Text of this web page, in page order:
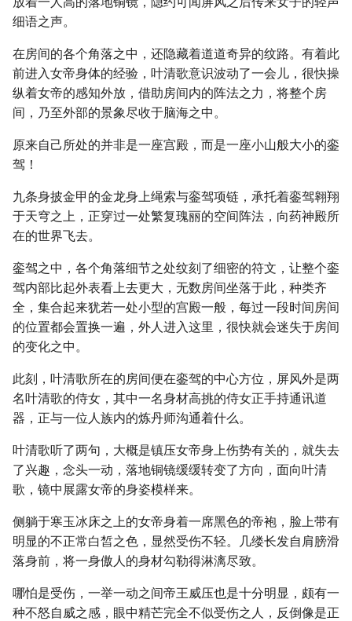
细语之声。
在房间的各个角落之中，还隐藏着道道奇异的纹路。有着此
前进入女帝身体的经验，叶清歌意识波动了一会儿，很快操
纵着女帝的感知外放，借助房间内的阵法之力，将整个房
间，乃至外部的景象尽收于脑海之中。
原来自己所处的并非是一座宫殿，而是一座小山般大小的銮
驾！
九条身披金甲的金龙身上绳索与銮驾项链，承托着銮驾翱翔
于天穹之上，正穿过一处繁复瑰丽的空间阵法，向药神殿所
在的世界飞去。
銮驾之中，各个角落细节之处纹刻了细密的符文，让整个銮
驾内部比起外表看上去更大，无数房间坐落于此，种类齐
全，集合起来犹若一处小型的宫殿一般，每过一段时间房间
的位置都会置换一遍，外人进入这里，很快就会迷失于房间
的变化之中。
此刻，叶清歌所在的房间便在銮驾的中心方位，屏风外是两
名叶清歌的侍女，其中一名身材高挑的侍女正手持通讯道
器，正与一位人族内的炼丹师沟通着什么。
叶清歌听了两句，大概是镇压女帝身上伤势有关的，就失去
了兴趣，念头一动，落地铜镜缓缓转变了方向，面向叶清
歌，镜中展露女帝的身姿模样来。
侧躺于寒玉冰床之上的女帝身着一席黑色的帝袍，脸上带有
明显的不正常白皙之色，显然受伤不轻。几缕长发自肩膀滑
落身前，将一身傲人的身材勾勒得淋漓尽致。
哪怕是受伤，一举一动之间帝王威压也是十分明显，颇有一
种不怒自威之感，眼中精芒完全不似受伤之人，反倒像是正